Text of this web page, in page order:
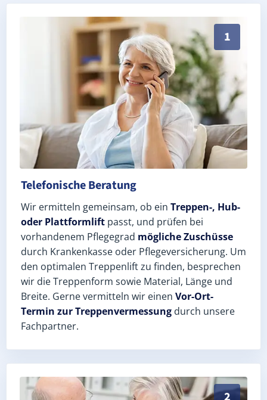
1
Persönliche Treppenlift-Beratung in Marienheide
Telefonische Beratung
Wir ermitteln gemeinsam, ob ein Treppen-, Hub-
oder Plattformlift passt, und prüfen bei
vorhandenem Pflegegrad mögliche Zuschüsse
durch Krankenkasse oder Pflegeversicherung. Um
den optimalen Treppenlift zu finden, besprechen
wir die Treppenform sowie Material, Länge und
Breite. Gerne vermitteln wir einen Vor-Ort-
Termin zur Treppenvermessung durch unsere
Fachpartner.
Exaktes Aufmaß in Marienheide (Oberbergischer